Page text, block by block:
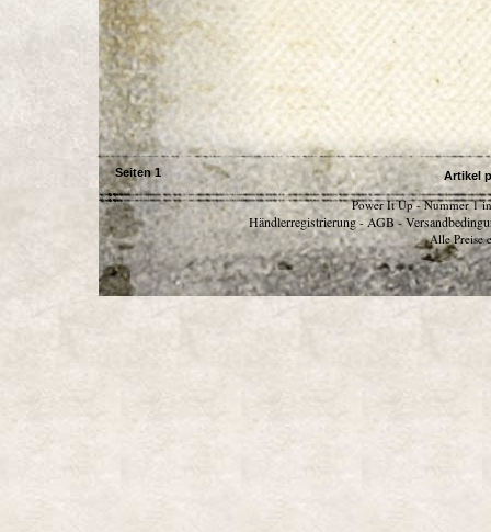
Seiten 1 Artikel
Power It Up - Nummer 1
Händlerregistrierung - AGB -
Alle Preise